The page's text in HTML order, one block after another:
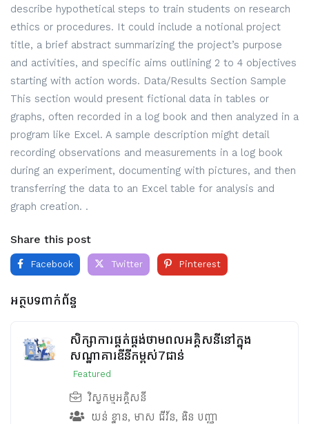
describe hypothetical steps to train students on research
ethics or procedures. It could include a notional project
title, a brief abstract summarizing the project’s purpose
and activities, and specific aims outlining 2 to 4 objectives
starting with action words. Data/Results Section Sample
This section would present fictional data in tables or
graphs, often recorded in a log book and then analyzed in a
program like Excel. A sample description might detail
recording observations and measurements in a log book
during an experiment, documenting with pictures, and then
transferring the data to an Excel table for analysis and
graph creation. .
Share this post
Facebook Twitter Pinterest
អត្ថបទពាក់ព័ន្ធ
សិក្សាការផ្គត់ផ្គង់ថាមពលអគ្គិសនីនៅក្នុង
សណ្ឋាគារឌីនីកម្ពស់7ជាន់
Featured
វិស្វកម្មអគ្គិសនី
យន់ ខ្នាន, មាស ជីវ័ន, ងិន បញ្ញា